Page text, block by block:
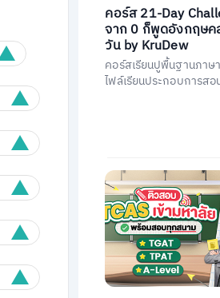
คอร์ส 21-Day
จาก 0 ก็พูดอังกฤษค
วัน by KruDew
คอร์สเรียนปูพื้นฐานภา
ไฟล์เรียนประกอบการสอ